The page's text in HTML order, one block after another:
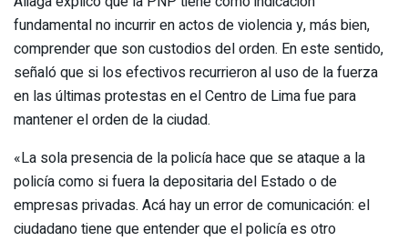
fundamental no incurrir en actos de violencia y, más bien,
comprender que son custodios del orden. En este sentido,
señaló que si los efectivos recurrieron al uso de la fuerza
en las últimas protestas en el Centro de Lima fue para
mantener el orden de la ciudad.
«La sola presencia de la policía hace que se ataque a la
policía como si fuera la depositaria del Estado o de
empresas privadas. Acá hay un error de comunicación: el
ciudadano tiene que entender que el policía es otro